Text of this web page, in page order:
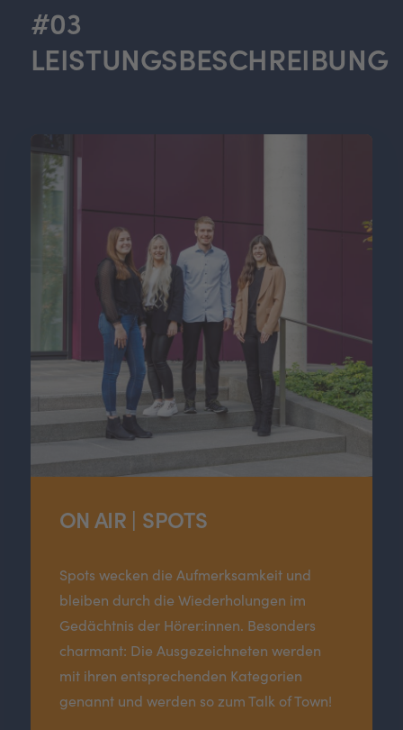
#03
LEISTUNGSBESCHREIBUNG
ON AIR | SPOTS
Spots wecken die Aufmerksamkeit und
bleiben durch die Wiederholungen im
Gedächtnis der Hörer:innen. Besonders
charmant: Die Ausgezeichneten werden
mit ihren entsprechenden Kategorien
genannt und werden so zum Talk of Town!